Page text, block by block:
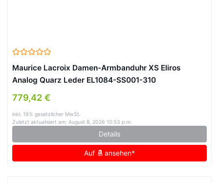
Maurice Lacroix Damen-Armbanduhr XS Eliros
Analog Quarz Leder EL1084-SS001-310
779,42 €
inkl. 19% gesetzlicher MwSt.
Zuletzt aktualisiert am: August 8, 2026 10:53 p.m.
Details
Auf ansehen*